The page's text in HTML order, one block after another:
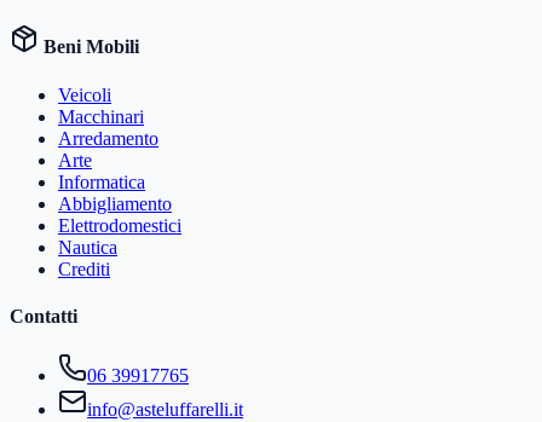
Beni Mobili
Veicoli
Macchinari
Arredamento
Arte
Informatica
Abbigliamento
Elettrodomestici
Nautica
Crediti
Contatti
06 39917765
info@asteluffarelli.it